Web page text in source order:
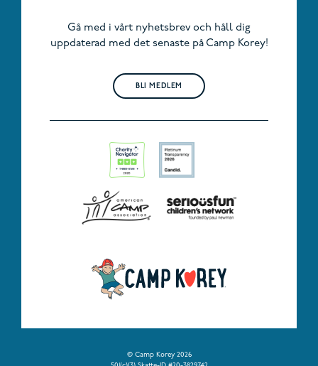
Gå med i vårt nyhetsbrev och håll dig
uppdaterad med det senaste på Camp Korey!
BLI MEDLEM
© Camp Korey 2026